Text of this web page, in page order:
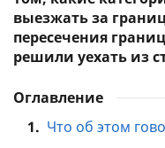
выезжать за
пересечения
решили уехать из
Оглавление
1. Что об этом